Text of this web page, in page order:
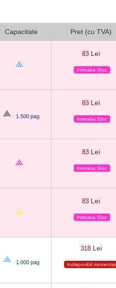
Capacitate Pret (cu TVA)
83 Lei
Intreaba Stoc
1.500 pag
83 Lei
Intreaba Stoc
83 Lei
Intreaba Stoc
83 Lei
Intreaba Stoc
1.000 pag
318 Lei
Indisponibil